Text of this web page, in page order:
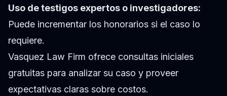
Uso de testigos expertos o investigadores:
Puede incrementar los honorarios si el caso lo
requiere.
Vasquez Law Firm ofrece consultas iniciales
gratuitas para analizar su caso y proveer
expectativas claras sobre costos.